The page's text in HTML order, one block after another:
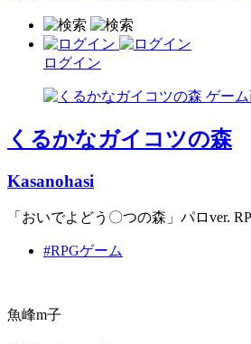
ログイン
くるかなガイコツの森
Kasanohasi
「おいでよどう〇つの森」パロver.
#RPGゲーム
魚峰m子